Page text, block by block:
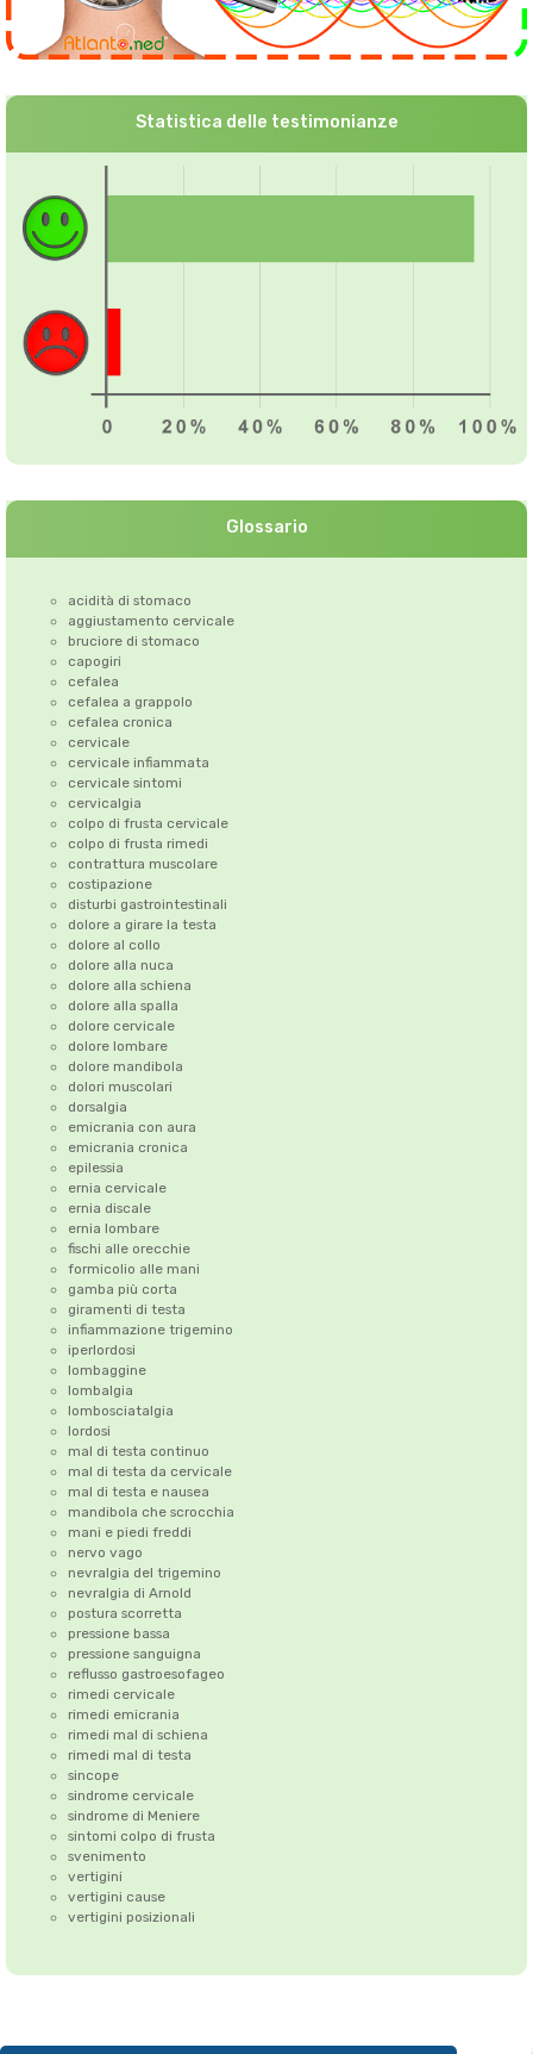
Statistica delle testimonianze
Glossario
acidità di stomaco
aggiustamento cervicale
bruciore di stomaco
capogiri
cefalea
cefalea a grappolo
cefalea cronica
cervicale
cervicale infiammata
cervicale sintomi
cervicalgia
colpo di frusta cervicale
colpo di frusta rimedi
contrattura muscolare
costipazione
disturbi gastrointestinali
dolore a girare la testa
dolore al collo
dolore alla nuca
dolore alla schiena
dolore alla spalla
dolore cervicale
dolore lombare
dolore mandibola
dolori muscolari
dorsalgia
emicrania con aura
emicrania cronica
epilessia
ernia cervicale
ernia discale
ernia lombare
fischi alle orecchie
formicolio alle mani
gamba più corta
giramenti di testa
infiammazione trigemino
iperlordosi
lombaggine
lombalgia
lombosciatalgia
lordosi
mal di testa continuo
mal di testa da cervicale
mal di testa e nausea
mandibola che scrocchia
mani e piedi freddi
nervo vago
nevralgia del trigemino
nevralgia di Arnold
postura scorretta
pressione bassa
pressione sanguigna
reflusso gastroesofageo
rimedi cervicale
rimedi emicrania
rimedi mal di schiena
rimedi mal di testa
sincope
sindrome cervicale
sindrome di Meniere
sintomi colpo di frusta
svenimento
vertigini
vertigini cause
vertigini posizionali